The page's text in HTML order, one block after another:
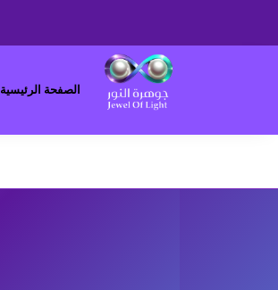
الصفحة الرئيسية